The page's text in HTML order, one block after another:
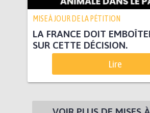
MISE À JOUR DE LA PÉTITION
LA FRANCE DOIT
SUR CETTE DÉCISION.
Lire